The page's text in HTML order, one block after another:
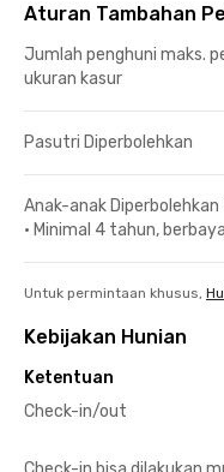
Aturan Tambahan
Jumlah penghuni maks.
ukuran kasur
Pasutri Diperbolehkan
Anak-anak Diperbolehkan
• Minimal 4 tahun,
Untuk permintaan khusus,
Kebijakan Hunian
Ketentuan
Check-in/out